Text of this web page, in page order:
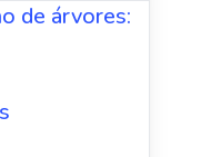
de árvores: